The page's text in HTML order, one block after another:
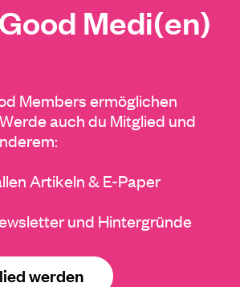
Medi(en)
Members ermöglichen
auch du Mitglied und
Artikeln & E-Paper
und Hintergründe
werden